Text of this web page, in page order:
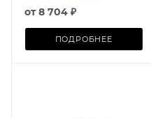
от8 704 ₽
ПОДРОБНЕЕ